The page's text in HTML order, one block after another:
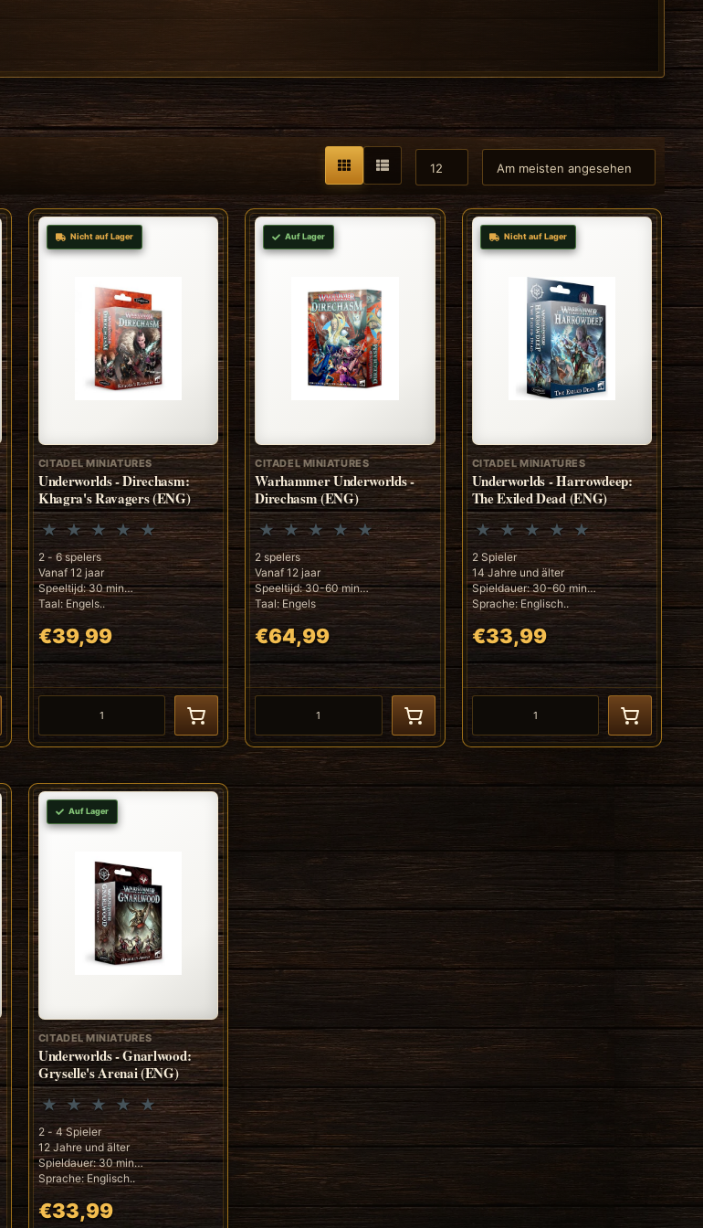
Nicht auf Lager
CITADEL MINIATURES
Underworlds - Direchasm:
Khagra's Ravagers (ENG)
2 - 6 spelers
Vanaf 12 jaar
Speeltijd: 30 min
Taal: Engels..
€39,99
Auf Lager
CITADEL MINIATURES
Warhammer Underworlds -
Direchasm (ENG)
2 spelers
Vanaf 12 jaar
Speeltijd: 30-60 min
Taal: Engels
€64,99
Nicht auf Lager
CITADEL MINIATURES
Underworlds - Harrowdeep:
The Exiled Dead (ENG)
2 Spieler
14 Jahre und älter
Spieldauer: 30-60 min
Sprache: Englisch..
€33,99
Auf Lager
CITADEL MINIATURES
Underworlds - Gnarlwood:
Gryselle's Arenai (ENG)
2 - 4 Spieler
12 Jahre und älter
Spieldauer: 30 min
Sprache: Englisch..
€33,99